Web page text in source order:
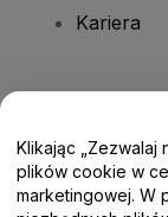
Kariera
Centrum
Klikając
plików cookie w
marketingowej. W